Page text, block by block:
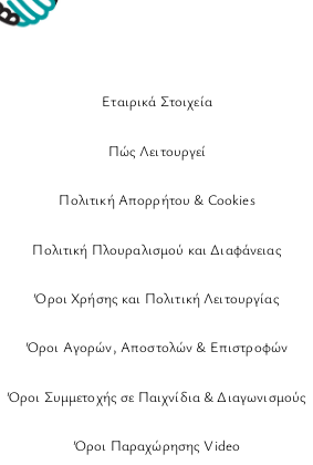
Εταιρικά Στοιχεία
Πώς Λειτουργεί
Πολιτική Απορρήτου & Cookies
Πολιτική Πλουραλισμού και Διαφάνειας
Όροι Χρήσης και Πολιτική Λειτουργίας
Όροι Αγορών, Αποστολών & Επιστροφών
Όροι Συμμετοχής σε Παιχνίδια & Διαγωνισμούς
Όροι Παραχώρησης Video